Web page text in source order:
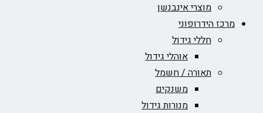
מוצרי אינבנשן
מרכז הידרופוני
חללי גידול
אוהלי גידול
תאורה / חשמל
משנקים
מנורות גידול